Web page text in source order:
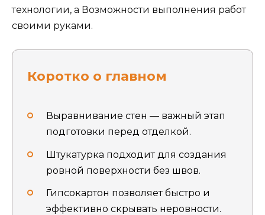
технологии, а Возможности выполнения работ
своими руками.
Коротко о главном
Выравнивание стен — важный этап
подготовки перед отделкой.
Штукатурка подходит для создания
ровной поверхности без швов.
Гипсокартон позволяет быстро и
эффективно скрывать неровности.